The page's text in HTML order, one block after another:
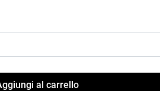
al carrello